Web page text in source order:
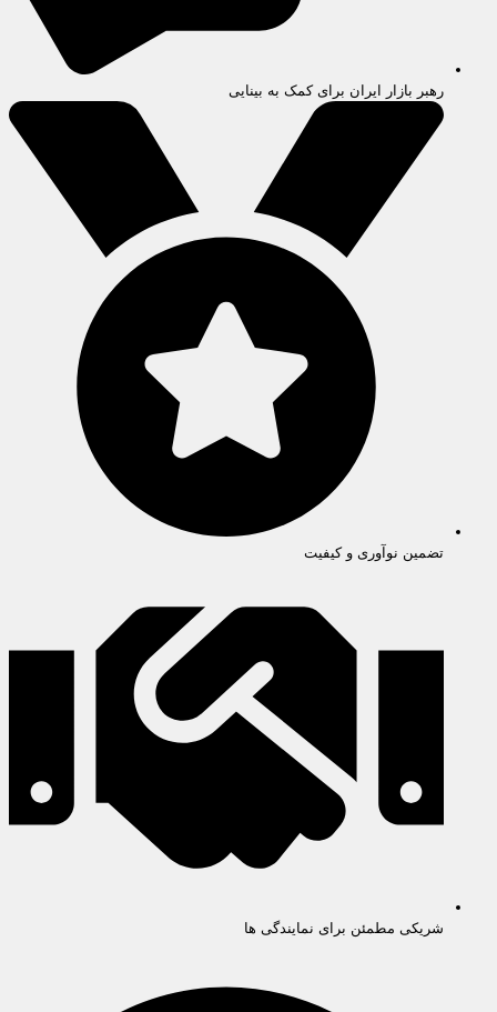
رهبر بازار ایران برای کمک به بینایی
تضمین نوآوری و کیفیت
شریکی مطمئن برای نمایندگی ها